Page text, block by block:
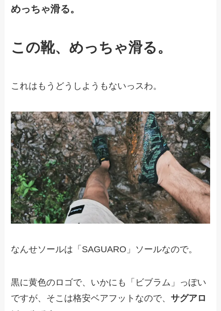
めっちゃ滑る。
この靴、めっちゃ滑る。
これはもうどうしようもないっスわ。
なんせソールは「SAGUARO」ソールなので。
黒に黄色のロゴで、いかにも「ビブラム」っぽい
ですが、そこは格安ベアフットなので、サグアロ